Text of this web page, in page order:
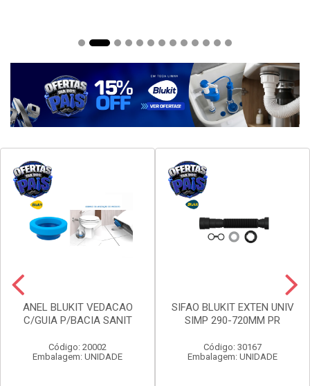
ANEL BLUKIT VEDACAO
C/GUIA P/BACIA SANIT
Código: 20002
Embalagem: UNIDADE
SIFAO BLUKIT EXTEN UNIV
SIMP 290-720MM PR
Código: 30167
Embalagem: UNIDADE